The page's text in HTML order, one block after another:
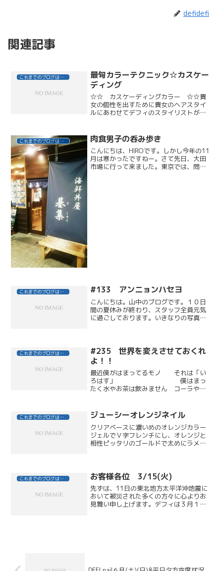
defidefi
関連記事
これまでのブログはこちら
最旬カラーテクニック☆カスケー
ディング
☆☆ カスケーディングカラー ☆☆貴
女の個性を出すために貴女のヘアスタイ
ルにあわせてデフィのスタイリストが最
デーションが滝のように広がっていく、
「見せる」ポイントカラー。...
これまでのブログはこちら 肉食男子の呑み歩き
こんにちは、HIROです。しかし今年の11
月は寒かったですねー。さて先日、大田
市場に行って来ました。東京では、問題
これまでのブログはこちら #133 アンニョンハセヨ
こんにちは。山中のブログです。１０日
間の夏休みが終わり、スタッフ全員元気
に過ごしております。いきなりの写真
い物ツアー！！』 ３日間の...
これまでのブログはこちら
#235 世界を変えさせておくれ
よ！！
最近僕がはまってるモノ それは「い
ろはす」 僕はまっ
たく水やお茶は飲みません コーラやコ
ーターにみかんエキスが入っていて、水
が嫌いな僕でも飲みやすい...
これまでのブログはこちら ジューシーオレンジネイル
クリアベースに濃いめのオレンジカラー
ジェルでＶ字フレンチにし、オレンジと
相性ピッタリのゴールドで太めにラメラ
合わせるとオシャレ度ＵＰ...
これまでのブログはこちら お客様各位 3/15(火)
先ずは、11日の東北地方太平洋沖地震に
おいて被災された多くの方々に心よりお
見舞い申し上げます。デフィは３月１６